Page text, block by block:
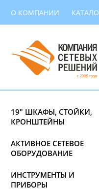
О КОМПАНИИ
19" ШКАФЫ, СТОЙКИ,
КРОНШТЕЙНЫ
АКТИВНОЕ СЕТЕВОЕ
ОБОРУДОВАНИЕ
ИНСТРУМЕНТЫ И
ПРИБОРЫ